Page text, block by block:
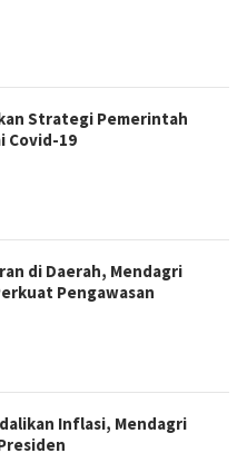
Strategi Pemerintah
Covid-19
di Daerah, Mendagri
Pengawasan
Inflasi, Mendagri